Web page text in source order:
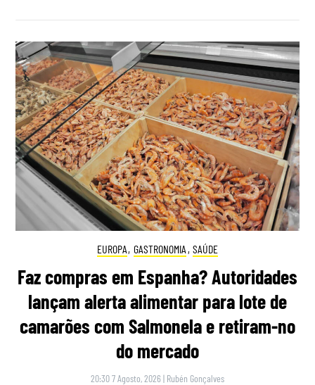
EUROPA, GASTRONOMIA , SAÚDE
Faz compras em Espanha? Autoridades
lançam alerta alimentar para lote de
camarões com Salmonela e retiram-no
do mercado
20:30 7 Agosto, 2026 | Rubén Gonçalves